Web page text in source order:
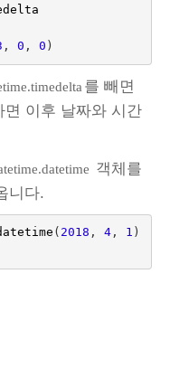
, 0 , 0 )
를 빼면
이후 날짜와 시간
객체를
니다.
( 2018 , 4, 1 )